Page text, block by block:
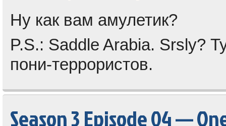
Ну как вам амулетик?
P.S.: Saddle Arabia. Srsly?
пони-террористов.
Season 3 Episode 04 —